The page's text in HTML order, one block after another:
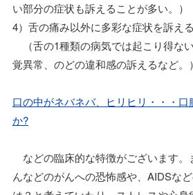
い部分の症状も訴えることが多い。）
4）舌の痛み以外に多彩な症状を訴え
（舌の1種類の病気では起こり得な
覚異常、のどの違和感の訴えるなど。）
口の中がネバネバ、ヒリヒリ・・・
か?
などの臨床的な特徴がございます。
んなどのがんへの恐怖感や、AIDSな